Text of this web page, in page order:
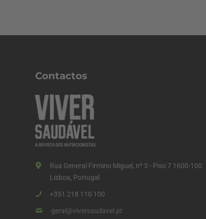
Contactos
Rua General Firmino Miguel, nº 3 - Piso 7 1600-100
Lisboa, Portugal
+351 218 110 100
geral@viversaudavel.pt